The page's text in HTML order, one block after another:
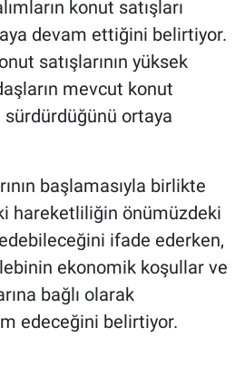
konut satışları
devam ettiğini belirtiyor.
satışlarının yüksek
mevcut konut
ortaya
başlamasıyla birlikte
hareketliliğin önümüzdeki
ifade ederken,
ekonomik koşullar ve
bağlı olarak
edeceğini belirtiyor.